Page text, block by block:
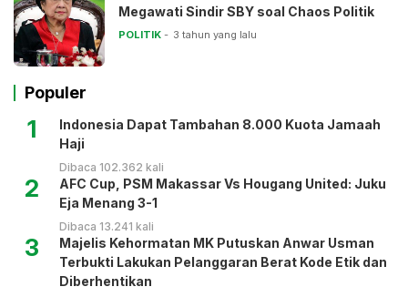
Megawati Sindir SBY soal Chaos Politik
POLITIK 3 tahun yang lalu
Populer
1
Indonesia Dapat Tambahan 8.000 Kuota Jamaah
Haji
Dibaca 102.362 kali
2
AFC Cup, PSM Makassar Vs Hougang United: Juku
Eja Menang 3-1
Dibaca 13.241 kali
3
Majelis Kehormatan MK Putuskan Anwar Usman
Terbukti Lakukan Pelanggaran Berat Kode Etik dan
Diberhentikan